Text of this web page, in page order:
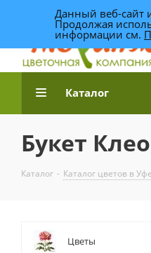
Каталог
Букет Клео
Каталог - Каталог цветов в Уфе
Цветы
Данный веб-сайт
Продолжая
информации см.